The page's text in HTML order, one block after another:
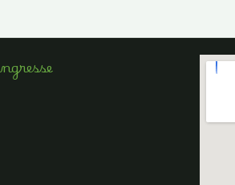
variations.